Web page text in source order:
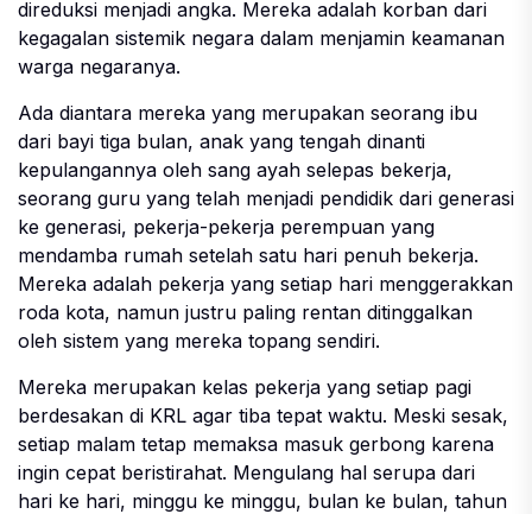
direduksi menjadi angka. Mereka adalah korban dari
kegagalan sistemik negara dalam menjamin keamanan
warga negaranya.
Ada diantara mereka yang merupakan seorang ibu
dari bayi tiga bulan, anak yang tengah dinanti
kepulangannya oleh sang ayah selepas bekerja,
seorang guru yang telah menjadi pendidik dari generasi
ke generasi, pekerja-pekerja perempuan yang
mendamba rumah setelah satu hari penuh bekerja.
Mereka adalah pekerja yang setiap hari menggerakkan
roda kota, namun justru paling rentan ditinggalkan
oleh sistem yang mereka topang sendiri.
Mereka merupakan kelas pekerja yang setiap pagi
berdesakan di KRL agar tiba tepat waktu. Meski sesak,
setiap malam tetap memaksa masuk gerbong karena
ingin cepat beristirahat. Mengulang hal serupa dari
hari ke hari, minggu ke minggu, bulan ke bulan, tahun